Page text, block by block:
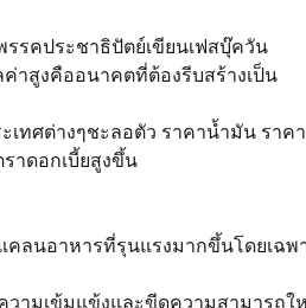
รคประชาธิปัตย์เขียนเฟสบุ๊ควัน
ค่าสูงคืออนาคตที่ต้องรีบสร้างเป็น
เทศต่างๆชะลอตัว ราคาน้ำมัน ราค
าดอกเบี้ยสูงขึ้น
คลนอาหารที่รุนแรงมากขึ้นโดยเฉพ
วามเข้มแข้งและขีดความสามารถใ